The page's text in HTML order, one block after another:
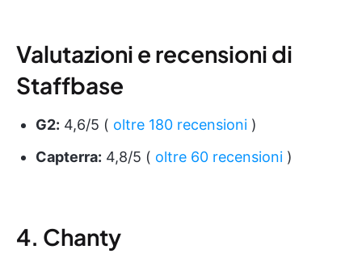
Valutazioni e recensioni di
Staffbase
G2: 4,6/5 ( oltre 180 recensioni )
Capterra: 4,8/5 ( oltre 60 recensioni )
4. Chanty